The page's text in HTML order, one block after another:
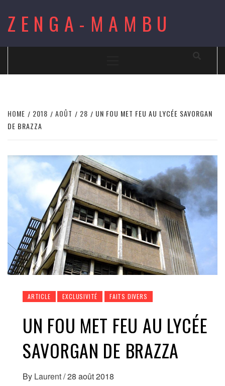
content
ZENGA-MAMBU
HOME 2018 AOÛT 28
UN FOU MET FEU AU LYCÉE SAVORGAN
DE BRAZZA
ARTICLE EXCLUSIVITÉ FAITS DIVERS
UN FOU MET FEU AU LYCÉE
SAVORGAN DE BRAZZA
By Laurent/28 août 2018